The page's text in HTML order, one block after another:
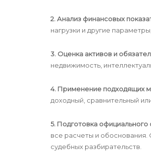
2. Анализ финансовых
нагрузки и другие
3. Оценка активов и
недвижимость,
4. Применение подходящих
доходный, сравнительный
5. Подготовка официального
все расчеты и обоснования.
судебных разбирательств.